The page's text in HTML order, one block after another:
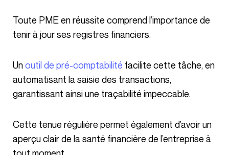
Toute PME en réussite comprend l’importance de
tenir à jour ses registres financiers.
Unoutil de pré-comptabilité facilite cette tâche, en
automatisant la saisie des transactions,
garantissant ainsi une traçabilité impeccable.
Cette tenue régulière permet également d’avoir un
aperçu clair de la santé financière de l’entreprise à